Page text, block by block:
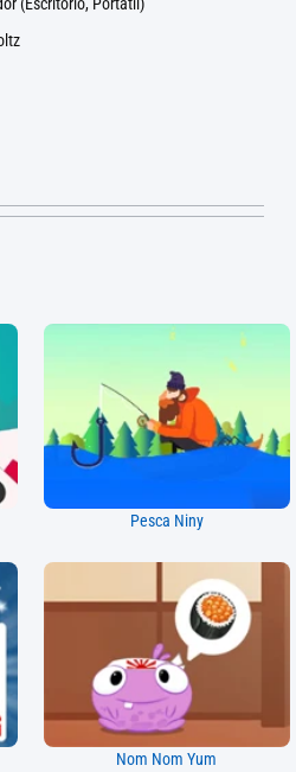
(Escritorio, Portátil)
Pesca Niny
Nom Nom Yum